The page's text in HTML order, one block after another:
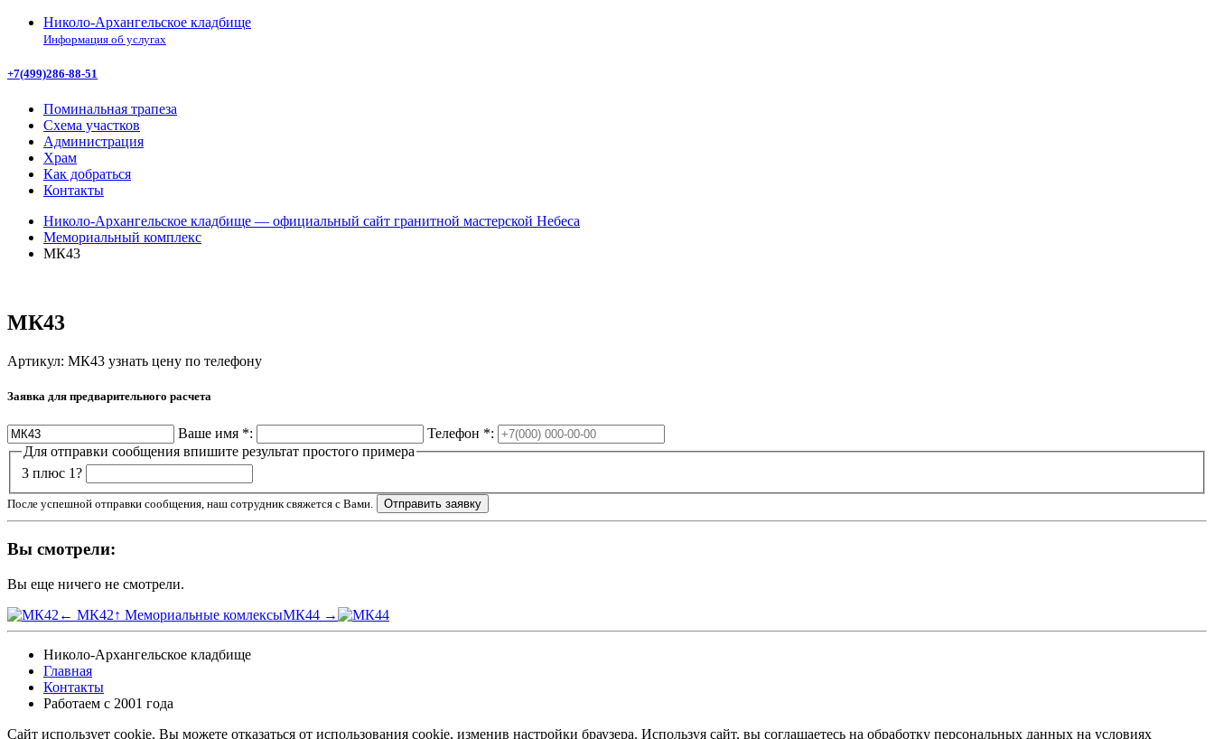
Николо-Архангельское кладбище
Информация об услугах
+7(499)286-88-51
Поминальная трапеза
Схема участков
Администрация
Храм
Как добраться
Контакты
Николо-Архангельское кладбище — официальный сайт гранитной мастерской Небеса
Мемориальный комплекс
МК43
МК43
Артикул: МК43 узнать цену по телефону
Заявка для предварительного расчета
Ваше имя *: Телефон *:
Для отправки сообщения впишите результат простого примера
3 плюс 1?
После успешной отправки сообщения, наш сотрудник свяжется с Вами.
Вы смотрели:
Вы еще ничего не смотрели.
← МК42↑ Мемориальные комлексыМК44 →
Николо-Архангельское кладбище
Главная
Контакты
Работаем с 2001 года
Сайт использует cookie. Вы можете отказаться от использования cookie, изменив настройки браузера. Используя сайт, вы соглашаетесь на обработку персональных данных на условиях